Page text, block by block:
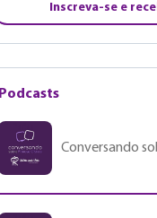
Inscreva-se e
Podcasts
Conversando